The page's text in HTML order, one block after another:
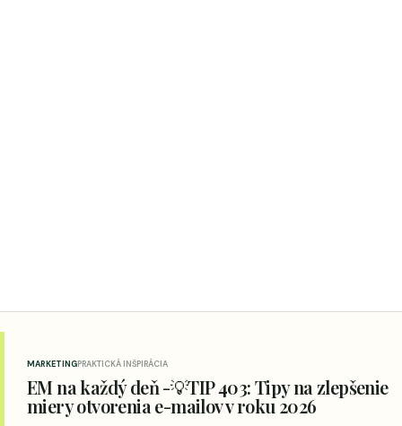
MARKETINGPRAKTICKÁ INŠPIRÁCIA
EM na každý deň -💡TIP 403: Tipy na zlepšenie
miery otvorenia e-mailov v roku 2026